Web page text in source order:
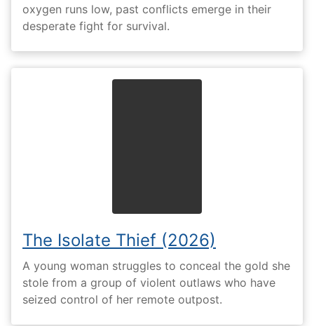
oxygen runs low, past conflicts emerge in their
desperate fight for survival.
The Isolate Thief (2026)
A young woman struggles to conceal the gold she
stole from a group of violent outlaws who have
seized control of her remote outpost.